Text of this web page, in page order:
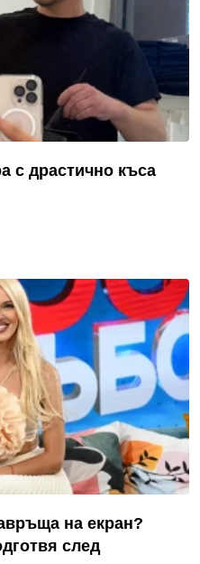
с драстично къса
на екран?
след